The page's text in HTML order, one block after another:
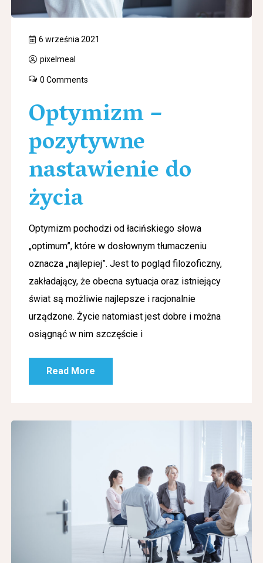
6 września 2021
pixelmeal
0 Comments
Optymizm –
pozytywne
nastawienie do
życia
Optymizm pochodzi od łacińskiego słowa
„optimum”, które w dosłownym tłumaczeniu
oznacza „najlepiej”. Jest to pogląd filozoficzny,
zakładający, że obecna sytuacja oraz istniejący
świat są możliwie najlepsze i racjonalnie
urządzone. Życie natomiast jest dobre i można
osiągnąć w nim szczęście i
Read More